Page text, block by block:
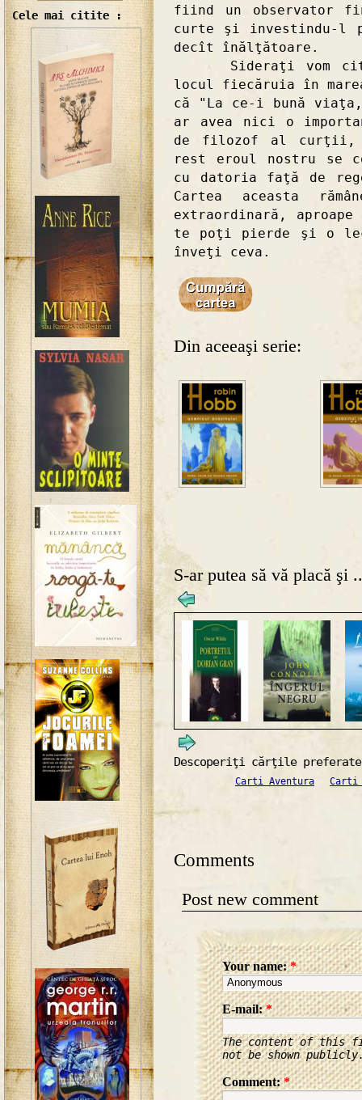
Cele mai citite :
fiind un
curte şi investindu-l
decît înălţătoare.
Sideraţi vom citi
locul fiecăruia în
că "La ce-i bună
ar avea nici o
de filozof al curţii,
rest eroul nostru se
cu datoria faţă de
Cartea aceasta
extraordinară,
te poţi pierde şi o
înveţi ceva.
Din aceeaşi serie:
S-ar putea să vă placă şi
Descoperiţi cărţile
Carti Aventura Carti
Comments
Post new comment
Your name:*
E-mail:*
The content of this
not be shown
Comment:*